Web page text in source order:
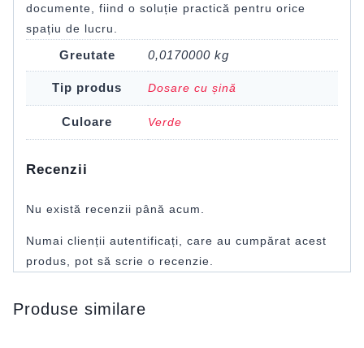
documente, fiind o soluție practică pentru orice
spațiu de lucru.
Greutate 0,0170000 kg
Tip produs Dosare cu șină
Culoare Verde
Recenzii
Nu există recenzii până acum.
Numai clienții autentificați, care au cumpărat acest
produs, pot să scrie o recenzie.
Produse similare